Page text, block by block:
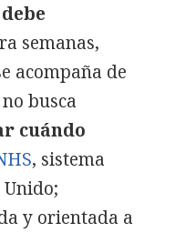
semanas,
acompaña de
busca
cuándo
, sistema
y orientada a